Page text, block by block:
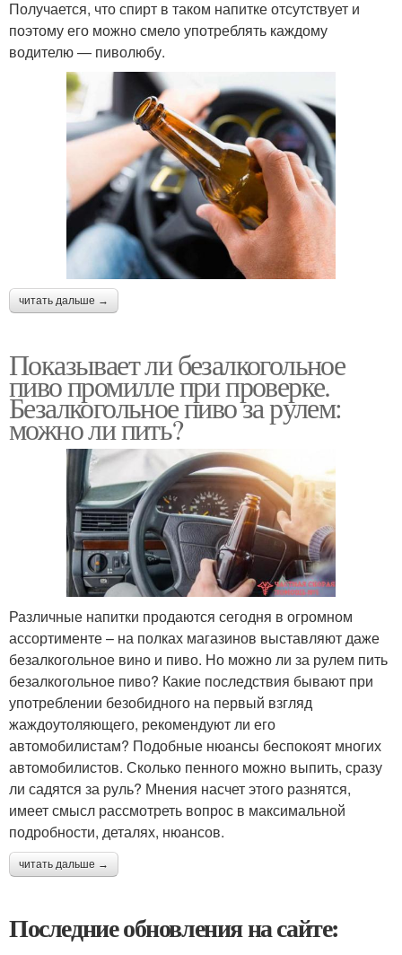
Получается, что спирт в таком напитке отсутствует и
поэтому его можно смело употреблять каждому
водителю — пиволюбу.
читать дальше →
Показывает ли безалкогольное
пиво промилле при проверке.
Безалкогольное пиво за рулем:
можно ли пить?
Различные напитки продаются сегодня в огромном
ассортименте – на полках магазинов выставляют даже
безалкогольное вино и пиво. Но можно ли за рулем пить
безалкогольное пиво? Какие последствия бывают при
употреблении безобидного на первый взгляд
жаждоутоляющего, рекомендуют ли его
автомобилистам? Подобные нюансы беспокоят многих
автомобилистов. Сколько пенного можно выпить, сразу
ли садятся за руль? Мнения насчет этого разнятся,
имеет смысл рассмотреть вопрос в максимальной
подробности, деталях, нюансов.
читать дальше →
Последние обновления на сайте: